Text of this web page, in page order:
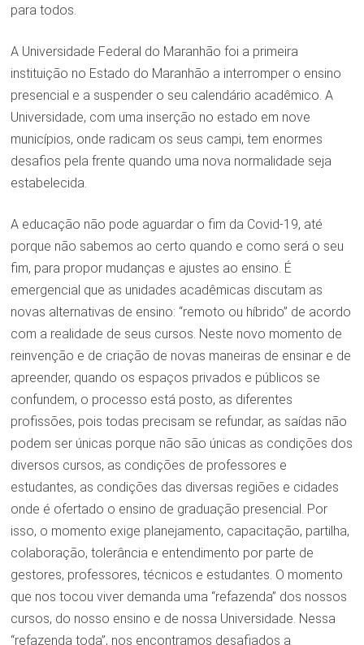
para todos.
A Universidade Federal do Maranhão foi a primeira
instituição no Estado do Maranhão a interromper o ensino
presencial e a suspender o seu calendário acadêmico. A
Universidade, com uma inserção no estado em nove
municípios, onde radicam os seus campi, tem enormes
desafios pela frente quando uma nova normalidade seja
estabelecida.
A educação não pode aguardar o fim da Covid-19, até
porque não sabemos ao certo quando e como será o seu
fim, para propor mudanças e ajustes ao ensino. É
emergencial que as unidades acadêmicas discutam as
novas alternativas de ensino: “remoto ou híbrido” de acordo
com a realidade de seus cursos. Neste novo momento de
reinvenção e de criação de novas maneiras de ensinar e de
apreender, quando os espaços privados e públicos se
confundem, o processo está posto, as diferentes
profissões, pois todas precisam se refundar, as saídas não
podem ser únicas porque não são únicas as condições dos
diversos cursos, as condições de professores e
estudantes, as condições das diversas regiões e cidades
onde é ofertado o ensino de graduação presencial. Por
isso, o momento exige planejamento, capacitação, partilha,
colaboração, tolerância e entendimento por parte de
gestores, professores, técnicos e estudantes. O momento
que nos tocou viver demanda uma “refazenda” dos nossos
cursos, do nosso ensino e de nossa Universidade. Nessa
“refazenda toda”, nos encontramos desafiados a